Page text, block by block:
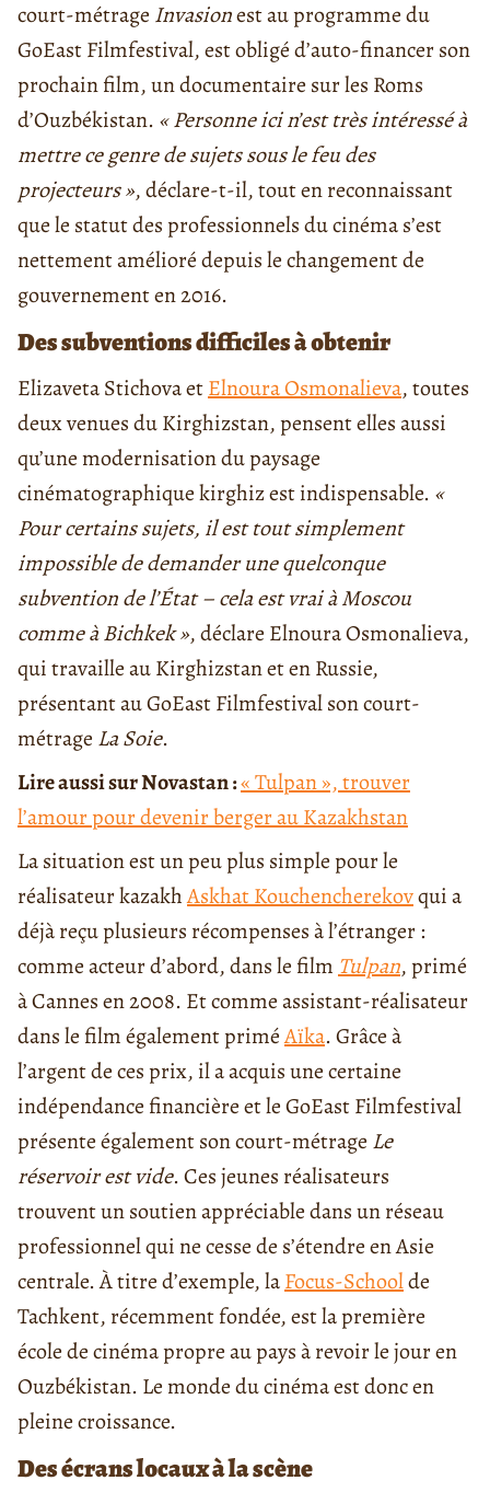
court-métrage Invasionest au programme du
GoEast Filmfestival, est obligé d’auto-financer son
prochain film, un documentaire sur les Roms
d’Ouzbékistan. « Personne ici n’est très intéressé à
mettre ce genre de sujets sous le feu des
projecteurs », déclare-t-il, tout en reconnaissant
que le statut des professionnels du cinéma s’est
nettement amélioré depuis le changement de
gouvernement en 2016.
Des subventions difficiles à obtenir
Elizaveta Stichova etElnoura Osmonalieva, toutes
deux venues du Kirghizstan, pensent elles aussi
qu’une modernisation du paysage
cinématographique kirghiz est indispensable. «
Pour certains sujets, il est tout simplement
impossible de demander une quelconque
subvention de l’État – cela est vrai à Moscou
comme à Bichkek », déclare Elnoura Osmonalieva,
qui travaille au Kirghizstan et en Russie,
présentant au GoEast Filmfestival son court-
métrage La Soie.
Lire aussi sur Novastan :« Tulpan », trouver
l’amour pour devenir berger au Kazakhstan
La situation est un peu plus simple pour le
réalisateur kazakhAskhat Kouchencherekovqui a
déjà reçu plusieurs récompenses à l’étranger :
comme acteur d’abord, dans le filmTulpan, primé
à Cannes en 2008. Et comme assistant-réalisateur
dans le film également priméAïka. Grâce à
l’argent de ces prix, il a acquis une certaine
indépendance financière et le GoEast Filmfestival
présente également son court-métrage Le
réservoir est vide. Ces jeunes réalisateurs
trouvent un soutien appréciable dans un réseau
professionnel qui ne cesse de s’étendre en Asie
centrale. À titre d’exemple, laFocus-Schoolde
Tachkent, récemment fondée, est la première
école de cinéma propre au pays à revoir le jour en
Ouzbékistan. Le monde du cinéma est donc en
pleine croissance.
Des écrans locaux à la scène